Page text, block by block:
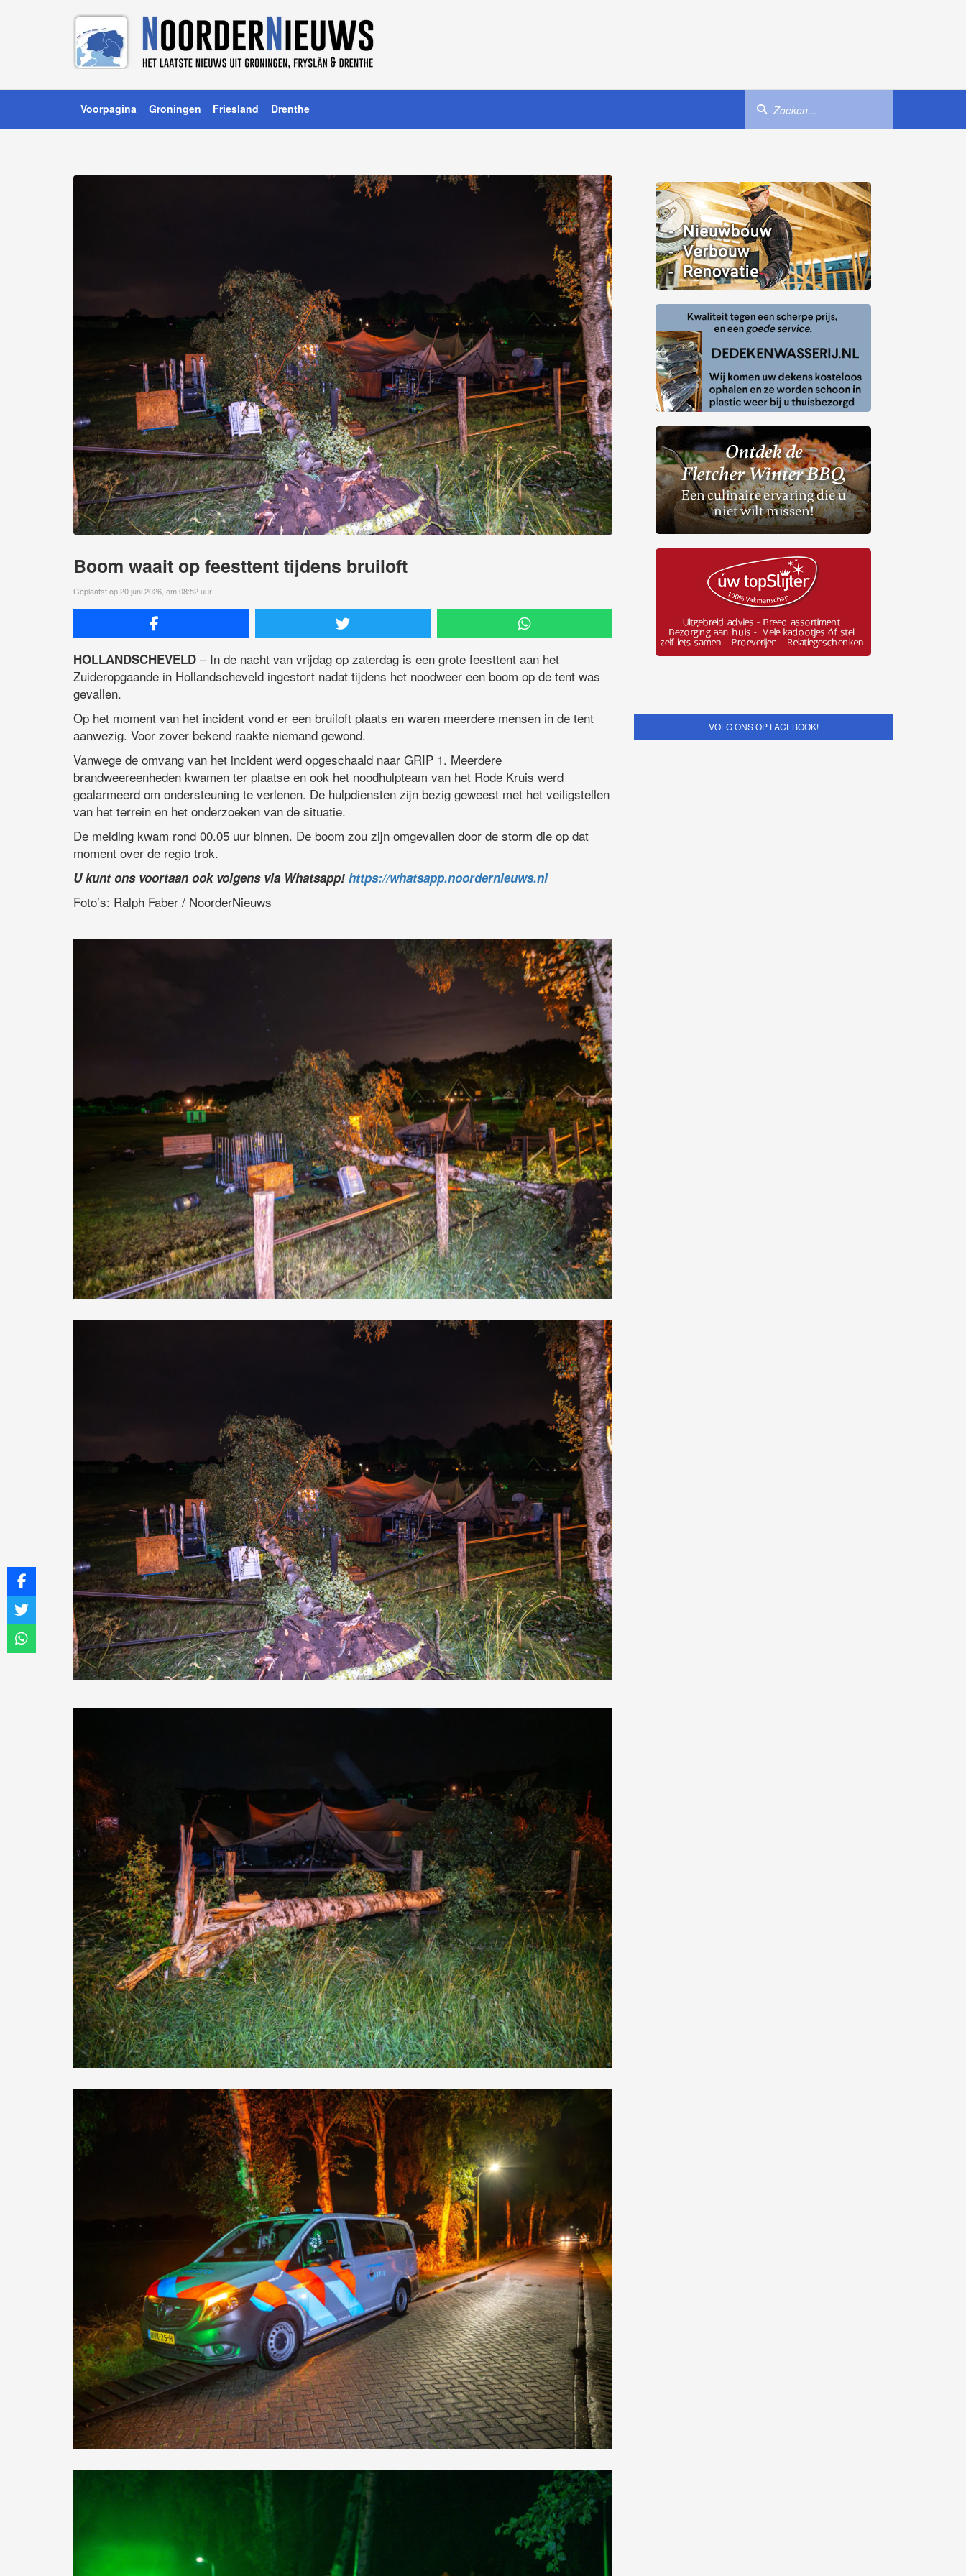
Voorpagina Groningen Friesland Drenthe
Boom waait op feesttent tijdens bruiloft
Geplaatst op 20 juni 2026, om 08:52 uur
HOLLANDSCHEVELD – In de nacht van vrijdag op zaterdag is een grote feesttent aan het
Zuideropgaande in Hollandscheveld ingestort nadat tijdens het noodweer een boom op de tent was
gevallen.
Op het moment van het incident vond er een bruiloft plaats en waren meerdere mensen in de tent
aanwezig. Voor zover bekend raakte niemand gewond.
Vanwege de omvang van het incident werd opgeschaald naar GRIP 1. Meerdere
brandweereenheden kwamen ter plaatse en ook het noodhulpteam van het Rode Kruis werd
gealarmeerd om ondersteuning te verlenen. De hulpdiensten zijn bezig geweest met het veiligstellen
van het terrein en het onderzoeken van de situatie.
De melding kwam rond 00.05 uur binnen. De boom zou zijn omgevallen door de storm die op dat
moment over de regio trok.
U kunt ons voortaan ook volgens via Whatsapp! https://whatsapp.noordernieuws.nl
Foto’s: Ralph Faber / NoorderNieuws
VOLG ONS OP FACEBOOK!